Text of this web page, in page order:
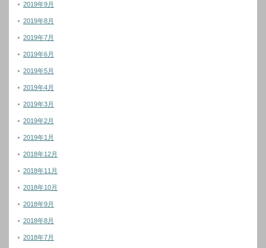
2019年9月
2019年8月
2019年7月
2019年6月
2019年5月
2019年4月
2019年3月
2019年2月
2019年1月
2018年12月
2018年11月
2018年10月
2018年9月
2018年8月
2018年7月